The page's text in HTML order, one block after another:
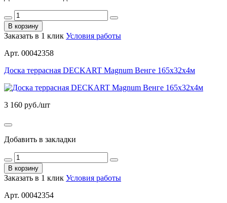
В корзину
Заказать в 1 клик Условия работы
Арт. 00042358
Доска террасная DECKART Magnum Венге 165х32х4м
3 160 руб./шт
Добавить в закладки
В корзину
Заказать в 1 клик Условия работы
Арт. 00042354